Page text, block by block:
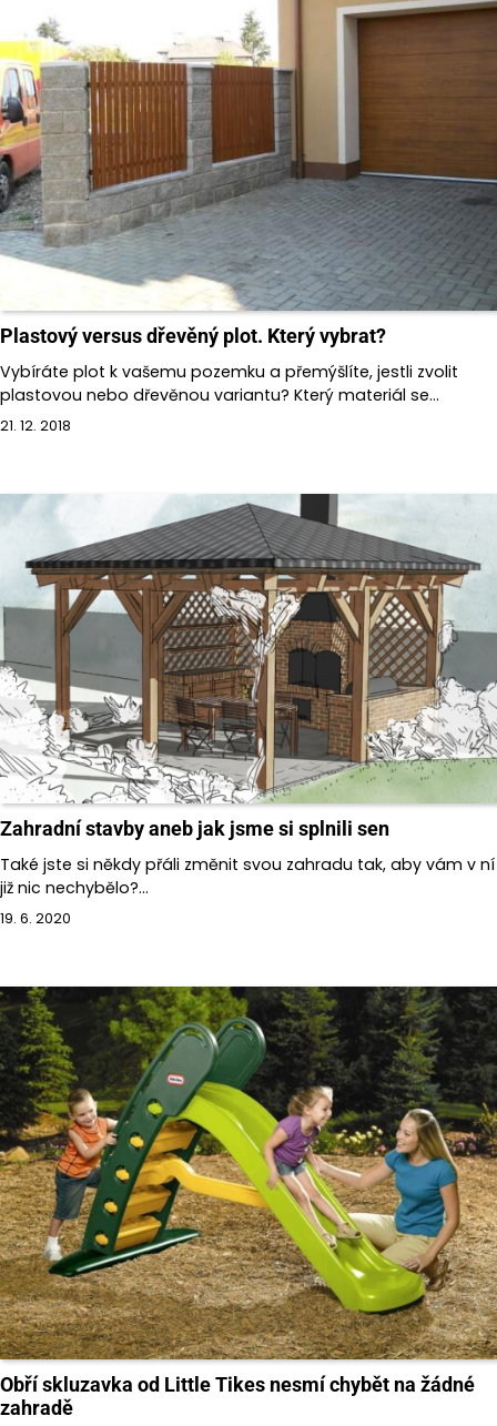
Plastový versus dřevěný plot. Který vybrat?
Vybíráte plot k vašemu pozemku a přemýšlíte, jestli zvolit
plastovou nebo dřevěnou variantu? Který materiál se…
21. 12. 2018
Zahradní stavby aneb jak jsme si splnili sen
Také jste si někdy přáli změnit svou zahradu tak, aby vám v ní
již nic nechybělo?…
19. 6. 2020
Obří skluzavka od Little Tikes nesmí chybět na žádné
zahradě